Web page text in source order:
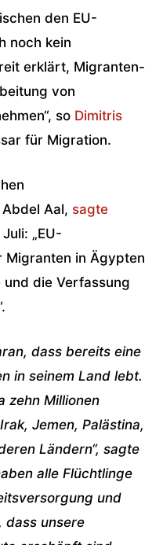
den EU-
noch kein
erklärt, Migranten-
von
so Dimitris
für Migration.
Aal, sagte
Juli: „EU-
Migranten in Ägypten
die Verfassung
dass bereits eine
in seinem Land lebt.
zehn Millionen
Jemen, Palästina,
Ländern“, sagte
alle Flüchtlinge
und
dass unsere